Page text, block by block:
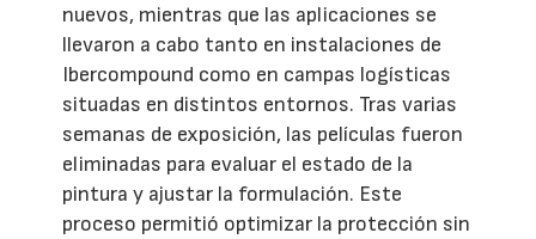
nuevos, mientras que las aplicaciones se
llevaron a cabo tanto en instalaciones de
Ibercompound como en campas logísticas
situadas en distintos entornos. Tras varias
semanas de exposición, las películas fueron
eliminadas para evaluar el estado de la
pintura y ajustar la formulación. Este
proceso permitió optimizar la protección sin